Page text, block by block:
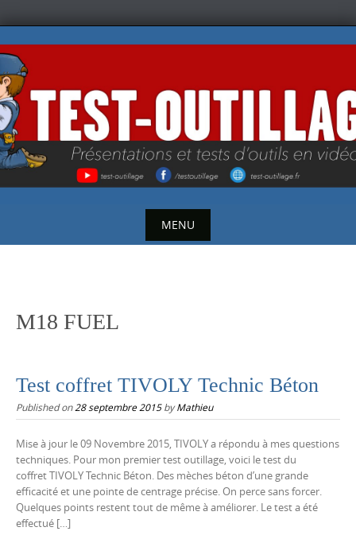
to
content
MENU
M18 FUEL
Test coffret TIVOLY Technic Béton
Published on28 septembre 2015byMathieu
Mise à jour le 09 Novembre 2015, TIVOLY a répondu à mes questions
techniques. Pour mon premier test outillage, voici le test du
coffret TIVOLY Technic Béton. Des mèches béton d’une grande
efficacité et une pointe de centrage précise. On perce sans forcer.
Quelques points restent tout de même à améliorer. Le test a été
effectué […]